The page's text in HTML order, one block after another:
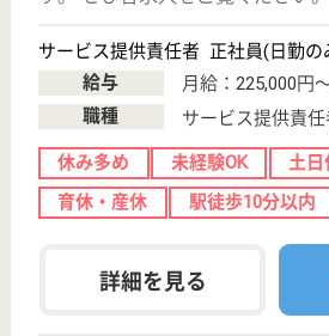
介護職 パート(日勤のみ)
給与
時給：1,395円〜1,470円
職種
介護職
給料多め 未経験OK
短時間勤務OK
育休・産休 駅徒歩10分以内
詳細を見る WEB問合せ
松稲会 アップリケア・ホーム